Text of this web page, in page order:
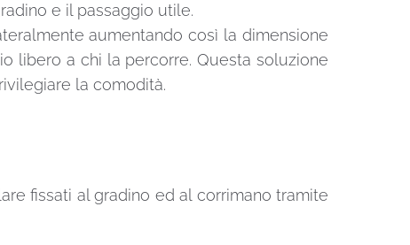
e il passaggio utile.
aumentando così la dimensione
libero a chi la percorre. Questa soluzione
la comodità.
fissati al gradino ed al corrimano tramite